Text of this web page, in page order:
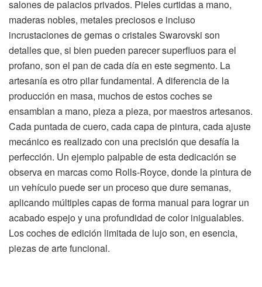
salones de palacios privados. Pieles curtidas a mano,
maderas nobles, metales preciosos e incluso
incrustaciones de gemas o cristales Swarovski son
detalles que, si bien pueden parecer superfluos para el
profano, son el pan de cada día en este segmento. La
artesanía es otro pilar fundamental. A diferencia de la
producción en masa, muchos de estos coches se
ensamblan a mano, pieza a pieza, por maestros artesanos.
Cada puntada de cuero, cada capa de pintura, cada ajuste
mecánico es realizado con una precisión que desafía la
perfección. Un ejemplo palpable de esta dedicación se
observa en marcas como Rolls-Royce, donde la pintura de
un vehículo puede ser un proceso que dure semanas,
aplicando múltiples capas de forma manual para lograr un
acabado espejo y una profundidad de color inigualables.
Los coches de edición limitada de lujo son, en esencia,
piezas de arte funcional.